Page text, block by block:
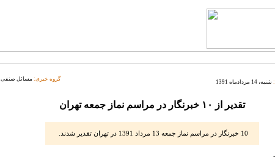
گروه خبری: مسائل صنفی شنبه، 14 مردادماه 1391
تقدیر از ۱۰ خبرنگار در مراسم نماز جمعه تهران
10 خبرنگار در مراسم نماز جمعه 13 مرداد 1391 در تهران تقدیر شدند.